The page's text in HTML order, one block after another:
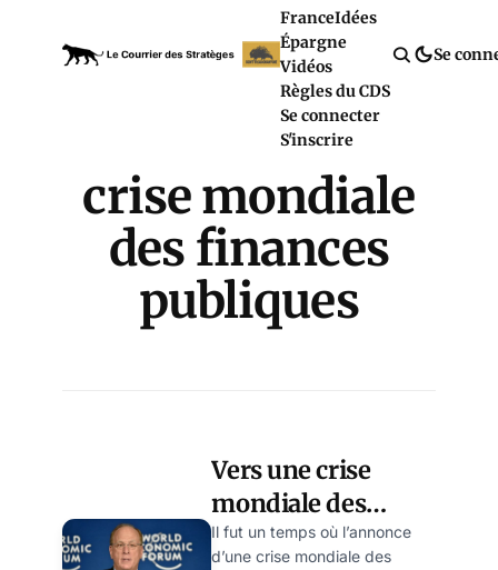
FranceIdées
Épargne
Vidéos
Règles du CDS
Se connecter
S'inscrire
Se
crise mondiale
des finances
publiques
Vers une crise
mondiale des
finances
Il fut un temps où l’annonce
d’une crise mondiale des